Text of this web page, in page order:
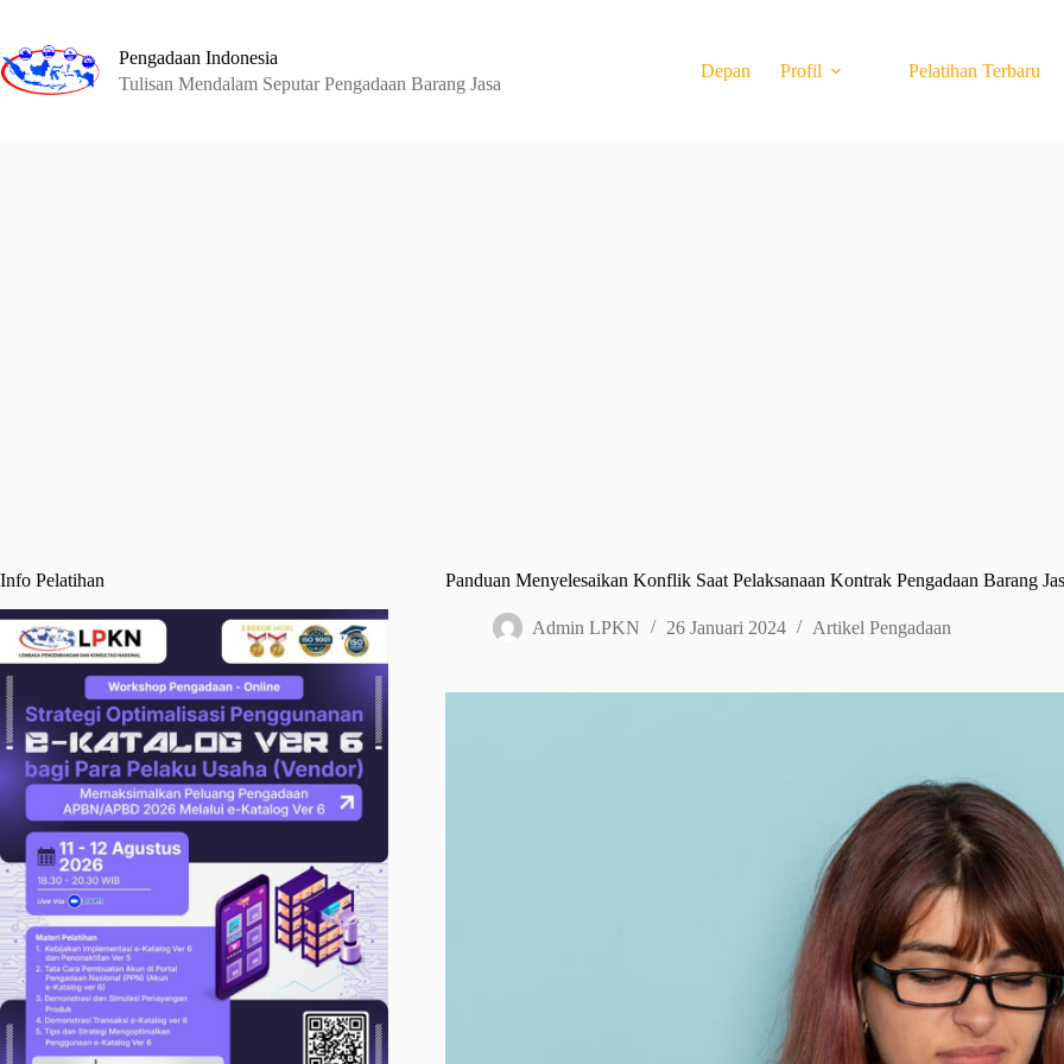
content
Pengadaan Indonesia
Tulisan Mendalam Seputar Pengadaan Barang Jasa
Depan Profil Pelatihan Terbaru
Panduan Menyelesaikan Konflik Saat Pelaksanaan Kontrak Pengadaan Barang
Admin LPKN 26 Januari 2024 Artikel Pengadaan
Info Pelatihan